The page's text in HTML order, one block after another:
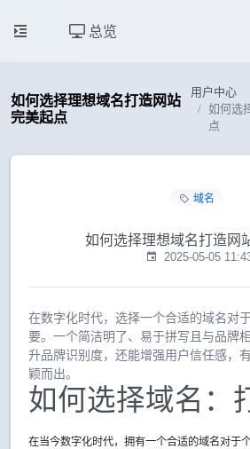
总览
如何选择理想域名打造网站
完美起点
用户中心
如何选
点
域名
如何选择理想域名打造网
2025-05-05
在数字化时代，选择一个合适的域名对
要。一个简洁明了、易于拼写且与品牌
升品牌识别度，还能增强用户信任感，
颖而出。
如何选择域名：
在当今数字化时代，拥有一个合适的域名对于